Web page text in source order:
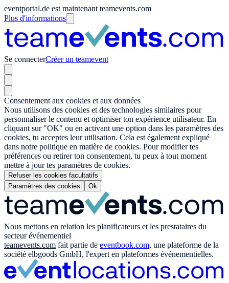
eventportal.de est maintenant teamevents.com
Plus d'informations
Se connecterCréer un teamevent
Consentement aux cookies et aux données
Nous utilisons des cookies et des technologies similaires pour
personnaliser le contenu et optimiser ton expérience utilisateur. En
cliquant sur "OK" ou en activant une option dans les paramètres des
cookies, tu acceptes leur utilisation. Cela est également expliqué
dans notre politique en matière de cookies. Pour modifier tes
préférences ou retirer ton consentement, tu peux à tout moment
mettre à jour tes paramètres de cookies.
Refuser les cookies facultatifs
Paramètres des cookies
Ok
Nous mettons en relation les planificateurs et les prestataires du
secteur événementiel
teamevents.com fait partie de eventbook.com, une plateforme de la
société elbgoods GmbH, l'expert en plateformes événementielles.